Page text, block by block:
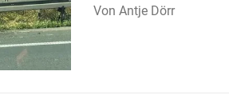
Antje Dörr